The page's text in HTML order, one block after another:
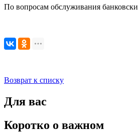
По вопросам обслуживания
Возврат к списку
Для вас
Коротко о важном